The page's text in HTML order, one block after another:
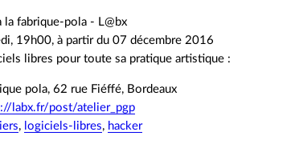
fabrique-pola - L@bx
19h00, à partir du 07 décembre 2016
libres pour toute sa pratique artistique :
pola, 62 rue Fiéffé, Bordeaux
labx.fr/post/atelier_pgp
, logiciels-libres, hacker